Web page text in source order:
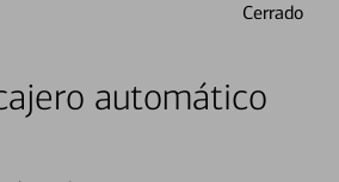
Cerrado
automático